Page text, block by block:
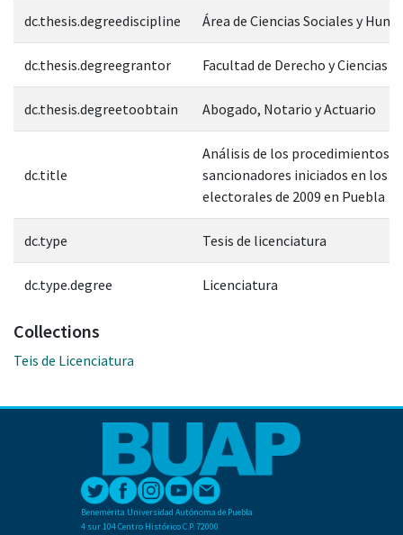
dc.thesis.degreediscipline Área de Ciencias Sociales y
dc.thesis.degreegrantor Facultad de Derecho y Ciencias
dc.thesis.degreetoobtain Abogado, Notario y Actuario
dc.title
Análisis de los procedimientos
sancionadores iniciados en los
electorales de 2009 en Puebla
dc.type Tesis de licenciatura
dc.type.degree Licenciatura
Collections
Teis de Licenciatura
Benemérita Universidad Autónoma de Puebla
4 sur 104 Centro Histórico C.P. 72000